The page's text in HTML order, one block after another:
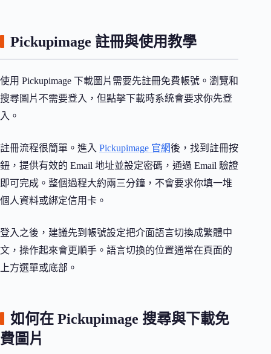
Pickupimage 註冊與使用教學
使用 Pickupimage 下載圖片需要先註冊免費帳號。瀏覽和
搜尋圖片不需要登入，但點擊下載時系統會要求你先登
入。
註冊流程很簡單。進入 Pickupimage 官網後，找到註冊按
鈕，提供有效的 Email 地址並設定密碼，通過 Email 驗證
即可完成。整個過程大約兩三分鐘，不會要求你填一堆
個人資料或綁定信用卡。
登入之後，建議先到帳號設定把介面語言切換成繁體中
文，操作起來會更順手。語言切換的位置通常在頁面的
上方選單或底部。
如何在 Pickupimage 搜尋與下載免
費圖片